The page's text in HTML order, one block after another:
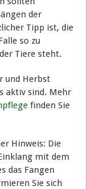
der
Tipp ist, die
so zu
Tiere steht.
und Herbst
aktiv sind. Mehr
finden Sie
Hinweis: Die
mit dem
das Fangen
Sie sich